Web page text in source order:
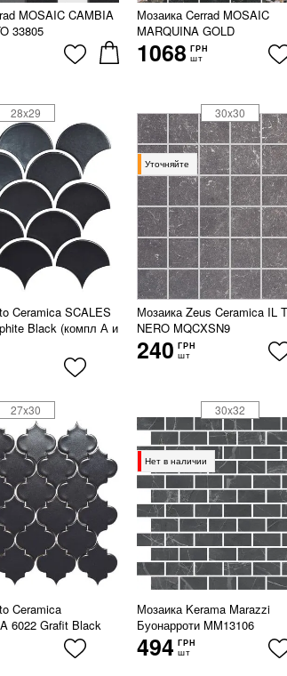
MOSAIC CAMBIA
33805
Мозаика Cerrad MOSAIC
MARQUINA GOLD
1068 ГРН
шт
Ceramica SCALES
Black (компл А и
28x29
Уточняйте
Мозаика Zeus Ceramica IL
NERO MQCXSN9
240 ГРН
шт
30x30
Ceramica
6022 Grafit Black
27x30
Нет в наличии
Мозаика Kerama Marazzi
Буонарроти MM13106
494 ГРН
шт
30x32